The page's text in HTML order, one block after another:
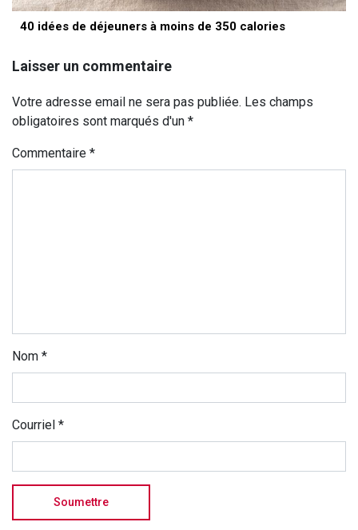
40 idées de déjeuners à moins de 350 calories
Laisser un commentaire
Votre adresse email ne sera pas publiée. Les champs
obligatoires sont marqués d'un *
Commentaire *
Nom *
Courriel *